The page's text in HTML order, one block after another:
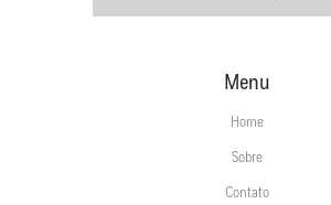
Menu
Home
Sobre
Contato